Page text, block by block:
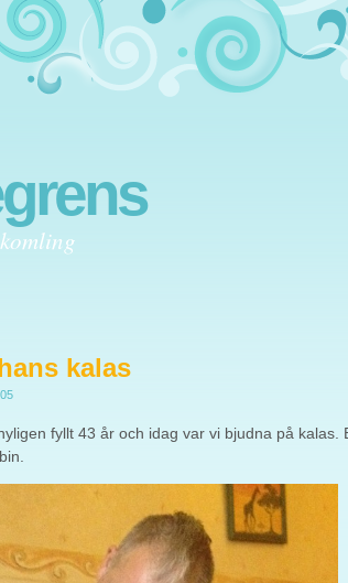
kalas
fyllt 43 år och idag var vi bjudna på